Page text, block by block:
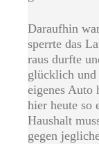
Daraufhin
sperrte das
raus durfte
glücklich
eigenes Auto
hier heute so
Haushalt
gegen